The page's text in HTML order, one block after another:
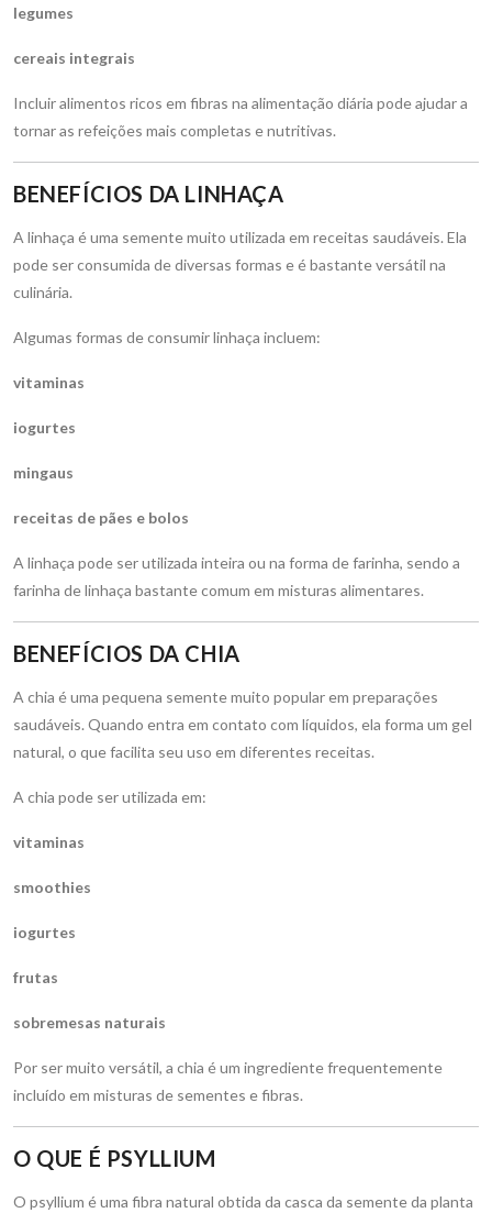
legumes
cereais integrais
Incluir alimentos ricos em fibras na alimentação diária pode ajudar a
tornar as refeições mais completas e nutritivas.
BENEFÍCIOS DA LINHAÇA
A linhaça é uma semente muito utilizada em receitas saudáveis. Ela
pode ser consumida de diversas formas e é bastante versátil na
culinária.
Algumas formas de consumir linhaça incluem:
vitaminas
iogurtes
mingaus
receitas de pães e bolos
A linhaça pode ser utilizada inteira ou na forma de farinha, sendo a
farinha de linhaça bastante comum em misturas alimentares.
BENEFÍCIOS DA CHIA
A chia é uma pequena semente muito popular em preparações
saudáveis. Quando entra em contato com líquidos, ela forma um gel
natural, o que facilita seu uso em diferentes receitas.
A chia pode ser utilizada em:
vitaminas
smoothies
iogurtes
frutas
sobremesas naturais
Por ser muito versátil, a chia é um ingrediente frequentemente
incluído em misturas de sementes e fibras.
O QUE É PSYLLIUM
O psyllium é uma fibra natural obtida da casca da semente da planta